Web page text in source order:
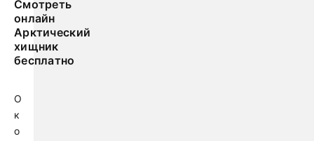
Смотреть
онлайн
Арктический
хищник
бесплатно
О
к
о